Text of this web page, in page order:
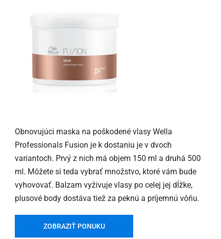
Obnovujúci maska na poškodené vlasy Wella
Professionals Fusion je k dostaniu je v dvoch
variantoch. Prvý z nich má objem 150 ml a druhá 500
ml. Môžete si teda vybrať množstvo, ktoré vám bude
vyhovovať. Balzam vyživuje vlasy po celej jej dĺžke,
plusové body dostáva tiež za peknú a príjemnú vôňu.
ZOBRAZIŤ PONUKU